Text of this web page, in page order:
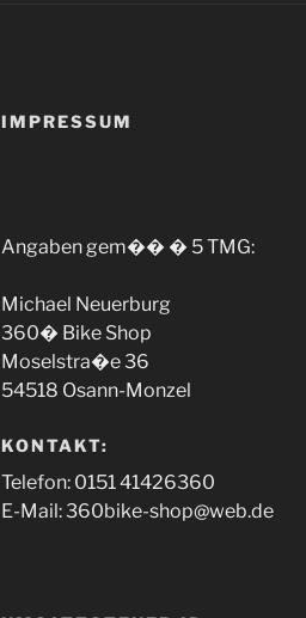
IMPRESSUM
Angaben gem�� � 5 TMG:
Michael Neuerburg
360� Bike Shop
Moselstra�e 36
54518 Osann-Monzel
KONTAKT:
Telefon: 0151 41426360
E-Mail: 360bike-shop@web.de